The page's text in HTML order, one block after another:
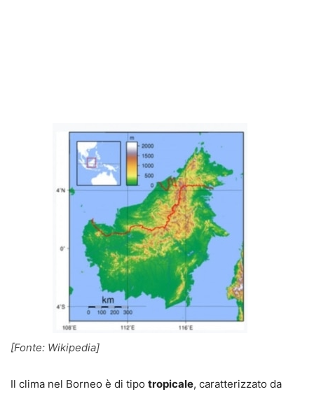
[Fonte: Wikipedia]
Il clima nel Borneo è di tipo tropicale, caratterizzato da